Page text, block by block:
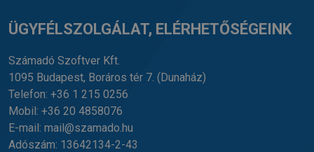
ÜGYFÉLSZOLGÁLAT, ELÉRHETŐSÉGEINK
Számadó Szoftver Kft.
1095 Budapest, Boráros tér 7. (Dunaház)
Telefon: +36 1 215 0256
Mobil: +36 20 4858076
E-mail: mail@szamado.hu
Adószám: 13642134-2-43